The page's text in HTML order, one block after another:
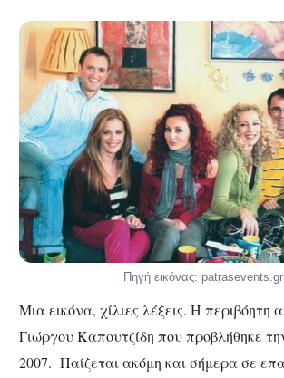
Πηγή εικόνας: patrasevents.gr
Μια εικόνα, χίλιες λέξεις. Η περιβόητη
Γιώργου Καπουτζίδη που προβλήθηκε
2007. Παίζεται ακόμη και σήμερα σε